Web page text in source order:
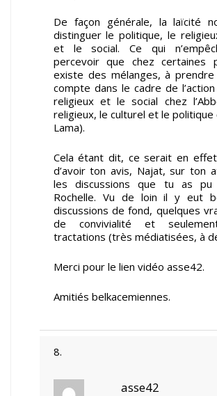
De façon générale, la laïcité
distinguer le politique, le
et le social. Ce qui
percevoir que chez certaines
existe des mélanges, à
compte dans le cadre de
religieux et le social chez
religieux, le culturel et le politique
Lama).
Cela étant dit, ce serait en
d’avoir ton avis, Najat, sur ton
les discussions que tu as
Rochelle. Vu de loin il y eut
discussions de fond, quelques
de convivialité et
tractations (très médiatisées, à
Merci pour le lien vidéo asse42.
Amitiés belkacemiennes.
asse42